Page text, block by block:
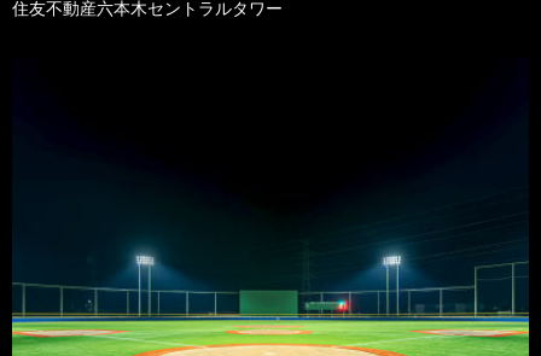
住友不動産六本木セントラルタワー